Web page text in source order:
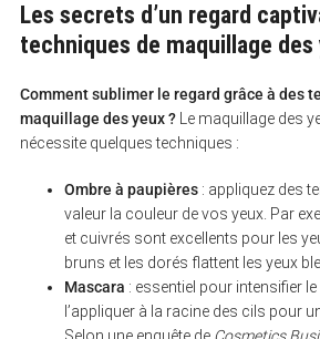
Les secrets d’un regard
techniques de maquillage des
Comment sublimer le regard grâce à des
maquillage des yeux ?Le maquillage des
nécessite quelques techniques :
Ombre à paupières: appliquez des
valeur la couleur de vos yeux. Par
et cuivrés sont excellents pour les
bruns et les dorés flattent les yeux
Mascara : essentiel pour intensifier
l’appliquer à la racine des cils pour
S
e